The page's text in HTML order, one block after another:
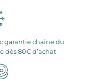
garantie chaîne du
dès 80€ d’achat